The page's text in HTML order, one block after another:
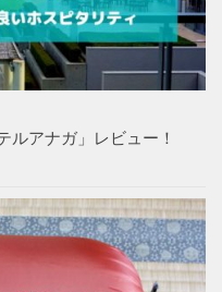
ルアナガ」レビュー！